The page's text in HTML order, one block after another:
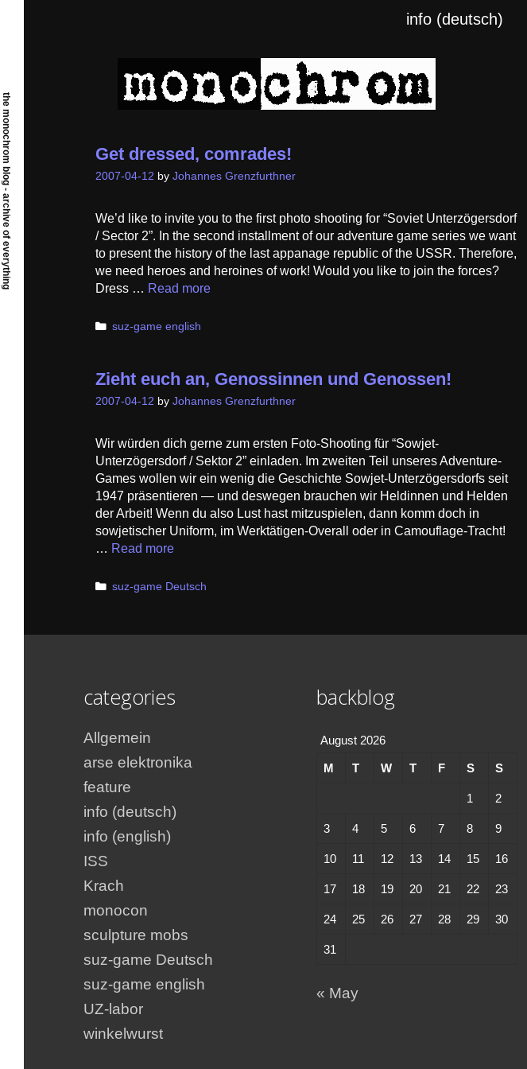
info (deutsch)
Get dressed, comrades!
2007-04-12 by Johannes Grenzfurthner
We’d like to invite you to the first photo shooting for “Soviet Unterzögersdorf
/ Sector 2”. In the second installment of our adventure game series we want
to present the history of the last appanage republic of the USSR. Therefore,
we need heroes and heroines of work! Would you like to join the forces?
Dress … Read more
Categories
suz-game english
Zieht euch an, Genossinnen und Genossen!
2007-04-12 by Johannes Grenzfurthner
Wir würden dich gerne zum ersten Foto-Shooting für “Sowjet-
Unterzögersdorf / Sektor 2” einladen. Im zweiten Teil unseres Adventure-
Games wollen wir ein wenig die Geschichte Sowjet-Unterzögersdorfs seit
1947 präsentieren — und deswegen brauchen wir Heldinnen und Helden
der Arbeit! Wenn du also Lust hast mitzuspielen, dann komm doch in
sowjetischer Uniform, im Werktätigen-Overall oder in Camouflage-Tracht!
… Read more
Categories
suz-game Deutsch
categories
Allgemein
arse elektronika
feature
info (deutsch)
info (english)
ISS
Krach
monocon
sculpture mobs
suz-game Deutsch
suz-game english
UZ-labor
winkelwurst
backblog
August 2026
M T W T F S S
1 2
3 4 5 6 7 8 9
10 11 12 13 14 15 16
17 18 19 20 21 22 23
24 25 26 27 28 29 30
31
« May
the monochrom blog - archive of everything